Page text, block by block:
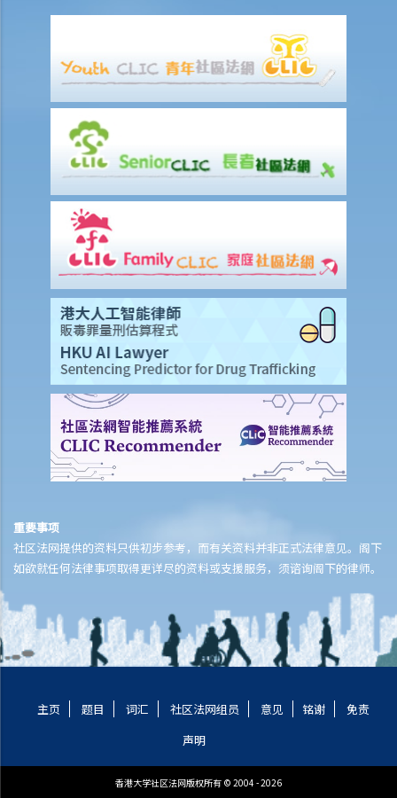
J. 变性人的婚姻
1. 我在香港合法结婚。如果后来我的配偶变性，我的婚姻还有效吗？
K. 同性婚姻／公民伙伴关系
1. 于海外结婚的同性伴侣在香港享有的权益及福利
2. 同性伴侣需要回到他们结婚的国家才能离婚吗？他们是否需要向香港
政府更新婚姻状况为离婚？
1. 假结婚可以被起诉那些刑事罪行以及刑罚是甚么？
2. 如何证明一段婚姻是假结婚？
3. 如果我涉及假结婚，这是否自动意味着婚姻为无效？
M. 婚姻状况记录
N. 常见问题
1. 在香港结婚有年龄限制吗？
2. 我的妻子是澳洲人。我想她来香港与我同住。我要怎样做？
3. 我几年前在内地结婚，但后来丈夫离开了我，不知所踪。我现在想在
香港再结婚了，我有可能干犯重婚罪吗？
5. 我是一名女性，与男朋友同居，并不打算结婚。我们在法律上的保障
会较少吗？
6. 我快将要结婚了。我的父亲很富有，他不大相信我的未婚夫，建议我
7. 婚姻协议具法律效力吗？
父母权利和义务
注册父亲名字，该名父亲其后是否可以行使父母权利？需要子女的母亲
2. 在香港，同性伴侣是否享有与异性伴侣相同的育儿权？
3. 未满18岁的青少年能不顾父母反对整容吗？
重要事项
社区法网提供的资料只供初步参考，而有关资料并非正式法律意见。阁下
如欲就任何法律事项取得更详尽的资料或支援服务，须谘询阁下的律师。
主页 题目 词汇 社区法网组员 意见 铭谢
免责
声明
香港大学社区法网版权所有 © 2004 - 2026